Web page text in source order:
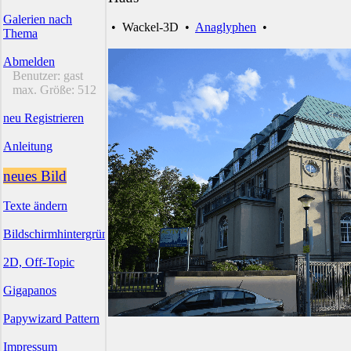
Galerien nach
Thema
Abmelden
Benutzer: gast
max. Größe: 512
neu Registrieren
Anleitung
neues Bild
Texte ändern
Bildschirmhintergründe
2D, Off-Topic
Gigapanos
Papywizard Pattern
Impressum
• Wackel-3D • Anaglyphen •